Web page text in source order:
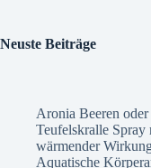
Neuste Beiträge
Aronia Beeren
Teufelskralle Spray
wärmender
Aquatische